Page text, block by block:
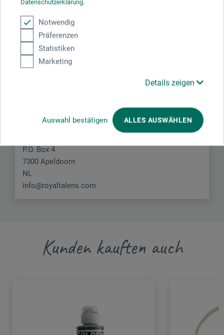
Datenschutzerklärung.
Notwendig
Präferenzen
Statistiken
Marketing
Details zeigen
Auswahl bestätigen ALLES AUSWÄHLEN
Hersteller-Kontakt
diesem Produkt.
P.O. Box 4
7300 Apeldoorn
NL
info@royaltalens.com
Kunden kauften auch